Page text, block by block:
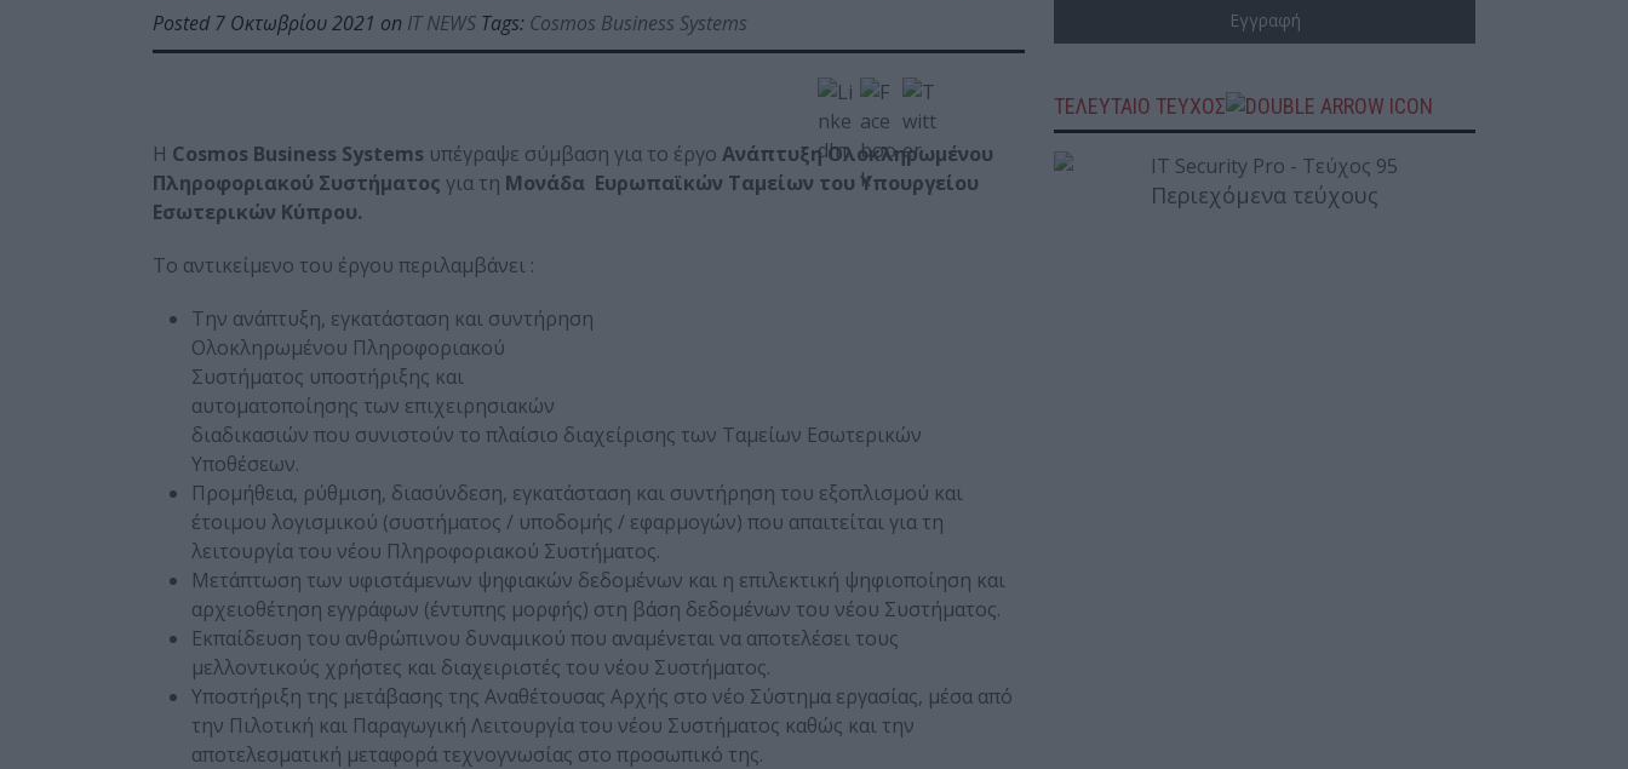
Posted 7 Οκτωβρίου 2021 on IT NEWS Tags: Cosmos Business Systems
Η Cosmos Business Systems υπέγραψε σύμβαση για το έργο Ανάπτυξη Ολοκληρωμένου
Πληροφοριακού Συστήματος για τη Μονάδα Ευρωπαϊκών Ταμείων του Υπουργείου
Εσωτερικών Κύπρου.
Το αντικείμενο του έργου περιλαμβάνει :
Την ανάπτυξη, εγκατάσταση και συντήρηση
Ολοκληρωμένου Πληροφοριακού
Συστήματος υποστήριξης και
αυτοματοποίησης των επιχειρησιακών
διαδικασιών που συνιστούν το πλαίσιο διαχείρισης των Ταμείων Εσωτερικών
Υποθέσεων.
Προμήθεια, ρύθμιση, διασύνδεση, εγκατάσταση και συντήρηση του εξοπλισμού και
έτοιμου λογισμικού (συστήματος / υποδομής / εφαρμογών) που απαιτείται για τη
λειτουργία του νέου Πληροφοριακού Συστήματος.
Μετάπτωση των υφιστάμενων ψηφιακών δεδομένων και η επιλεκτική ψηφιοποίηση και
αρχειοθέτηση εγγράφων (έντυπης μορφής) στη βάση δεδομένων του νέου Συστήματος.
Εκπαίδευση του ανθρώπινου δυναμικού που αναμένεται να αποτελέσει τους
μελλοντικούς χρήστες και διαχειριστές του νέου Συστήματος.
Υποστήριξη της μετάβασης της Αναθέτουσας Αρχής στο νέο Σύστημα εργασίας, μέσα από
την Πιλοτική και Παραγωγική Λειτουργία του νέου Συστήματος καθώς και την
αποτελεσματική μεταφορά τεχνογνωσίας στο προσωπικό της.
ΤΕΛΕΥΤΑΙΟ ΤΕΥΧΟΣ
Περιεχόμενα τεύχους